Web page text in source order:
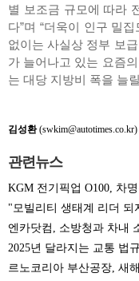
별 보조금 규모에 따라
다”며 “더욱이 인구 밀
없이는 사실상 정부 보
가 늘어나고 있는 요즘
는 대당 지방비 폭을 늘
김성환(swkim@autotimes.co.kr)
관련뉴스
KGM 전기픽업 O100, 차
"모빌리티 생태계 리더
엔카닷컴, 소방청과 차내
2025년 달라지는 교통 법
르노코리아 부산공장, 새